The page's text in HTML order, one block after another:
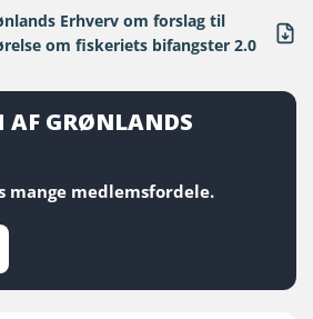
Erhverv om forslag til
om fiskeriets bifangster 2.0
AF GRØNLANDS
mange medlemsfordele.